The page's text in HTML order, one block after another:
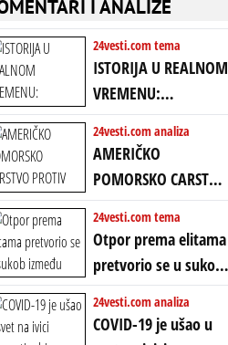
I ANALIZE
24vesti.com tema
ISTORIJA U REALNOM
VREMENU:
Predstojeći poraz
Amerike u Iranu
uvodi eru
energetskog haosa,
finansijskih
previranja i kolapsa
starog poretka
24vesti.com analiza
AMERIČKO
POMORSKO CARSTVO
PROTIV KINESKOG
KOPNENOG SVETA:
Rat u Iranu je rat za
globalne preferencije
24vesti.com tema
Otpor prema elitama
pretvorio se u sukob
između običnih ljudi:
ZAŠTO SE DEŠAVA
24vesti.com analiza
COVID-19 je ušao u